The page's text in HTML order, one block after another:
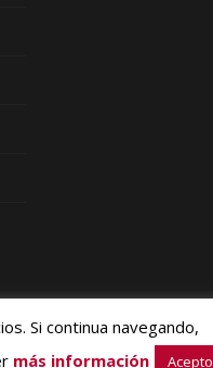
Si continua navegando,
más información Acepto